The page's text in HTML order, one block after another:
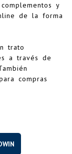
y
de la forma
trato
a través de
compras